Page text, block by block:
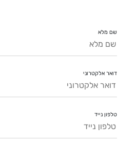
שם מלא
דואר אלקטרוני
טלפון נייד